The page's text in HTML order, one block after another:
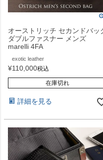
オーストリッチ セカンドバッ
ダブルファスナー メンズ
marelli 4FA
exotic leather
¥110,000税込
在庫切れ
詳細を見る